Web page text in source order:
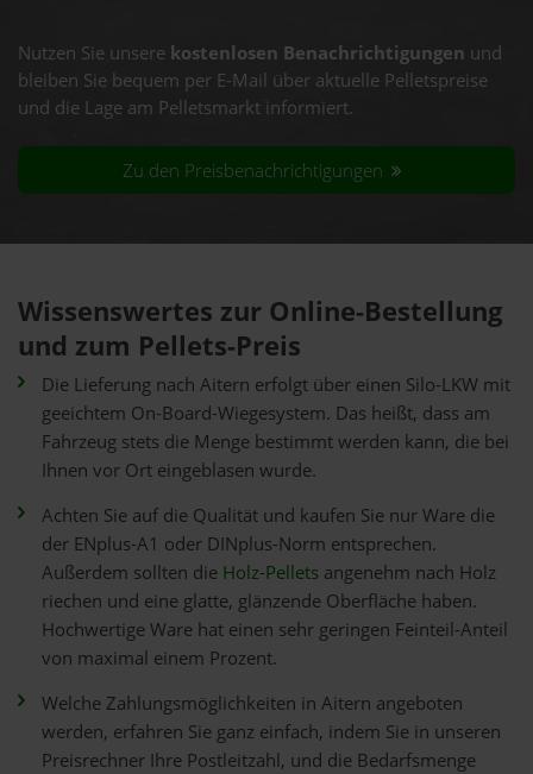
Nutzen Sie unsere kostenlosen Benachrichtigungen und
bleiben Sie bequem per E-Mail über aktuelle Pelletspreise
und die Lage am Pelletsmarkt informiert.
Zu den Preisbenachrichtigungen
Wissenswertes zur Online-Bestellung
und zum Pellets-Preis
Die Lieferung nach Aitern erfolgt über einen Silo-LKW mit
geeichtem On-Board-Wiegesystem. Das heißt, dass am
Fahrzeug stets die Menge bestimmt werden kann, die bei
Ihnen vor Ort eingeblasen wurde.
Achten Sie auf die Qualität und kaufen Sie nur Ware die
der ENplus-A1 oder DINplus-Norm entsprechen.
Außerdem sollten die Holz-Pellets angenehm nach Holz
riechen und eine glatte, glänzende Oberfläche haben.
Hochwertige Ware hat einen sehr geringen Feinteil-Anteil
von maximal einem Prozent.
Welche Zahlungsmöglichkeiten in Aitern angeboten
werden, erfahren Sie ganz einfach, indem Sie in unseren
Preisrechner Ihre Postleitzahl, und die Bedarfsmenge